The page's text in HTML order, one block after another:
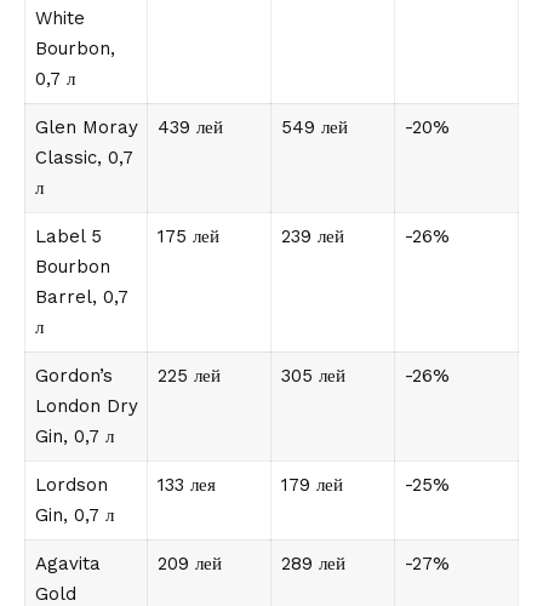
White
Bourbon,
0,7 л
Glen Moray
Classic, 0,7
л
439 лей 549 лей -20%
Label 5
Bourbon
Barrel, 0,7
л
175 лей 239 лей -26%
Gordon’s
London Dry
Gin, 0,7 л
225 лей 305 лей -26%
Lordson
Gin, 0,7 л
133 лея 179 лей -25%
Agavita
Gold
209 лей 289 лей -27%